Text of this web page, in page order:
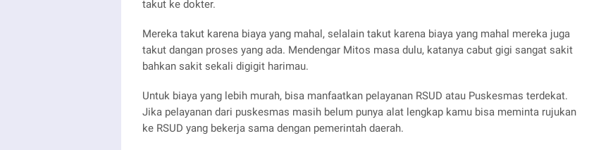
takut ke dokter.
Mereka takut karena biaya yang mahal, selalain takut karena biaya yang mahal mereka juga
takut dangan proses yang ada. Mendengar Mitos masa dulu, katanya cabut gigi sangat sakit
bahkan sakit sekali digigit harimau.
Untuk biaya yang lebih murah, bisa manfaatkan pelayanan RSUD atau Puskesmas terdekat.
Jika pelayanan dari puskesmas masih belum punya alat lengkap kamu bisa meminta rujukan
ke RSUD yang bekerja sama dengan pemerintah daerah.